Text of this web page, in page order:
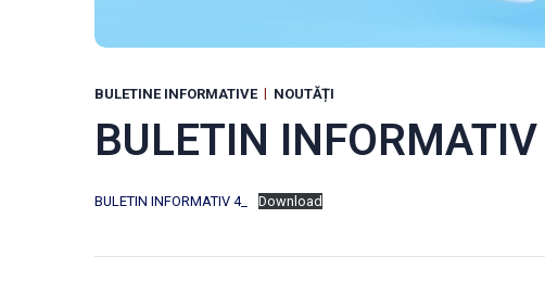
BULETINE INFORMATIVE NOUTĂȚI
BULETIN
BULETIN INFORMATIV 4_ Download